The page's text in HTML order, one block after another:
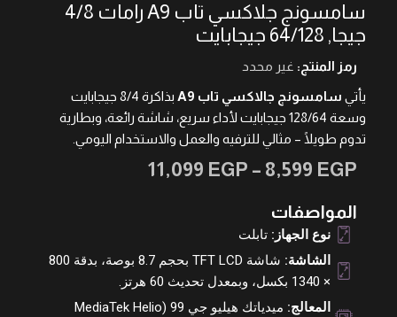
سامسونج جلاكسي تاب A9 رامات 4/8
جيجا, 64/128 جيجابايت
رمز المنتج: غير محدد
يأتي سامسونج جالاكسي تاب A9
بذاكرة 8/4 جيجابايت
وسعة 128/64 جيجابايت لأداء سريع، شاشة رائعة، وبطارية
تدوم طويلًا – مثالي للترفيه والعمل والاستخدام اليومي.
8,599 EGP
–
11,099 EGP
المواصفات
نوع الجهاز: تابلت
الشاشة:
شاشة TFT LCD بحجم 8.7 بوصة، بدقة 800
× 1340 بكسل، وبمعدل تحديث 60 هرتز.
المعالج:
ميدياتك هيليو جي 99 (MediaTek Helio